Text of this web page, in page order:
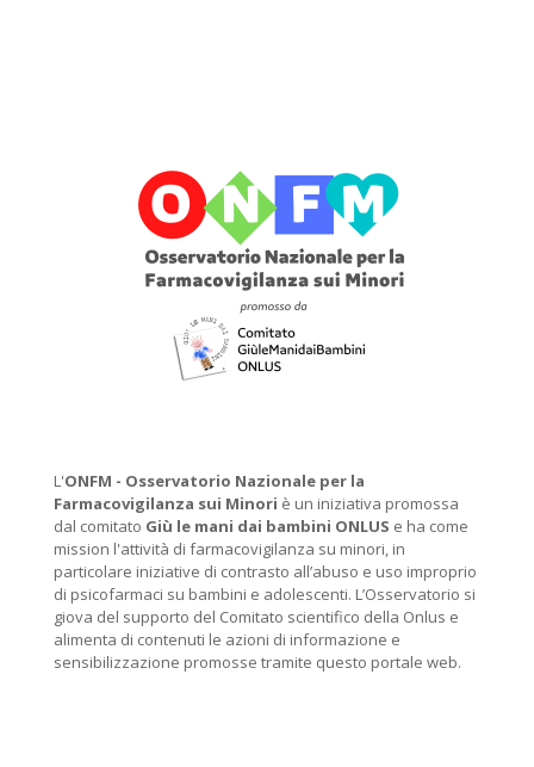
L'ONFM - Osservatorio Nazionale per la
Farmacovigilanza sui Minori è un iniziativa promossa
dal comitato Giù le mani dai bambini ONLUS e ha come
mission l'attività di farmacovigilanza su minori, in
particolare iniziative di contrasto all’abuso e uso improprio
di psicofarmaci su bambini e adolescenti. L’Osservatorio si
giova del supporto del Comitato scientifico della Onlus e
alimenta di contenuti le azioni di informazione e
sensibilizzazione promosse tramite questo portale web.